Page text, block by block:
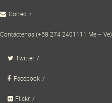
to Correo
Contáctenos (+58 274 2401111 Me – Ve)
Twitter
Facebook
Flickr